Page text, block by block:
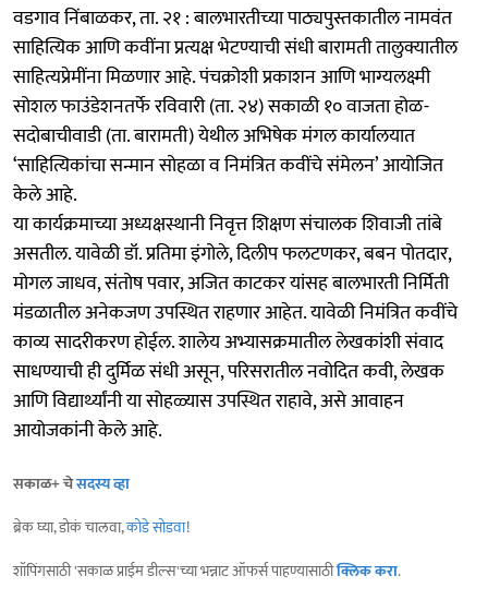
वडगाव निंबाळकर, ता. २१ : बालभारतीच्या पाठ्यपुस्तकातील नामवंत
साहित्यिक आणि कवींना प्रत्यक्ष भेटण्याची संधी बारामती तालुक्यातील
साहित्यप्रेमींना मिळणार आहे. पंचक्रोशी प्रकाशन आणि भाग्यलक्ष्मी
सोशल फाउंडेशनतर्फे रविवारी (ता. २४) सकाळी १० वाजता होळ-
सदोबाचीवाडी (ता. बारामती) येथील अभिषेक मंगल कार्यालयात
‘साहित्यिकांचा सन्मान सोहळा व निमंत्रित कवींचे संमेलन’ आयोजित
केले आहे.
या कार्यक्रमाच्या अध्यक्षस्थानी निवृत्त शिक्षण संचालक शिवाजी तांबे
असतील. यावेळी डॉ. प्रतिमा इंगोले, दिलीप फलटणकर, बबन पोतदार,
मोगल जाधव, संतोष पवार, अजित काटकर यांसह बालभारती निर्मिती
मंडळातील अनेकजण उपस्थित राहणार आहेत. यावेळी निमंत्रित कवींचे
काव्य सादरीकरण होईल. शालेय अभ्यासक्रमातील लेखकांशी संवाद
साधण्याची ही दुर्मिळ संधी असून, परिसरातील नवोदित कवी, लेखक
आणि विद्यार्थ्यांनी या सोहळ्यास उपस्थित राहावे, असे आवाहन
आयोजकांनी केले आहे.
सकाळ+ चेसदस्य व्हा
ब्रेक घ्या, डोकं चालवा,कोडे सोडवा!
शॉपिंगसाठी 'सकाळ प्राईम डील्स'च्या भन्नाट ऑफर्स पाहण्यासाठीक्लिक करा.